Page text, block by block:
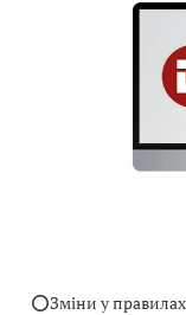
⭕️Зміни у